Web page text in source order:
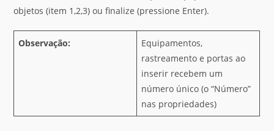
objetos (item 1,2,3) ou finalize (pressione Enter).
Observação:
Equipamentos,
rastreamento e portas ao
inserir recebem um
número único (o “Número”
nas propriedades)